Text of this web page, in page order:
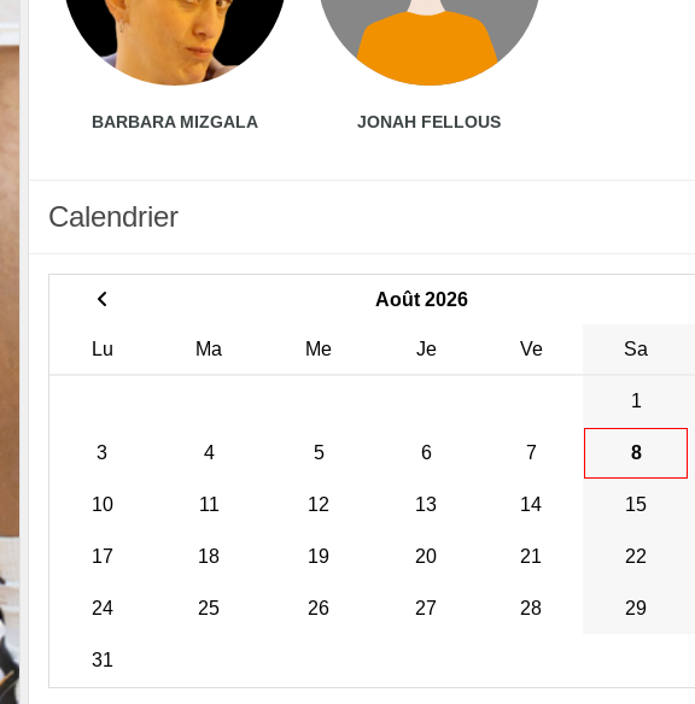
BARBARA MIZGALA JONAH FELLOUS
Calendrier
Août 2026
Lu Ma Me Je Ve Sa
1
3 4 5 6 7 8
10 11 12 13 14 15
17 18 19 20 21 22
24 25 26 27 28 29
31